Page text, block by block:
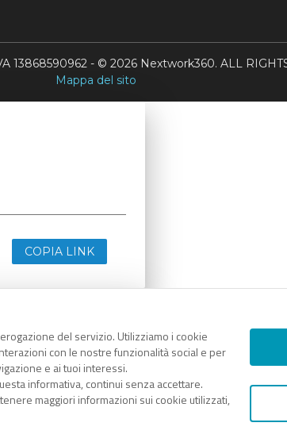
del servizio. Utilizziamo i cookie
con le nostre funzionalità social e per
e ai tuoi interessi.
informativa, continui senza accettare.
maggiori informazioni sui cookie utilizzati,
13868590962 - © 2026 Nextwork360. ALL
Mappa del sito
COPIA LINK